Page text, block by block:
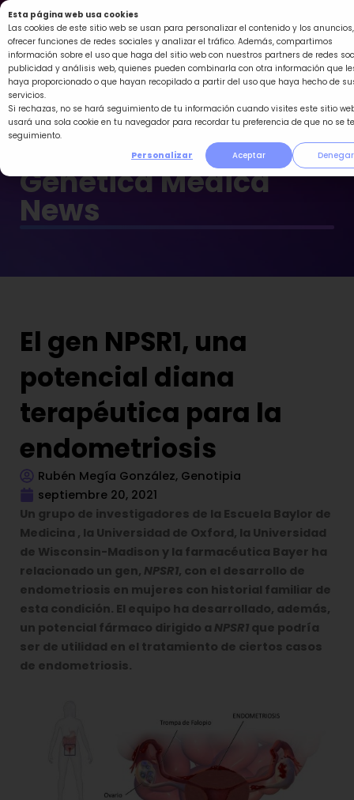
Esta página web usa cookies
Las cookies de este sitio web se usan para personalizar el contenido y los anuncios,
ofrecer funciones de redes sociales y analizar el tráfico. Además, compartimos
información sobre el uso que haga del sitio web con nuestros partners de redes
publicidad y análisis web, quienes pueden combinarla con otra información que
haya proporcionado o que hayan recopilado a partir del uso que haya hecho de
servicios.
Si rechazas, no se hará seguimiento de tu información cuando visites este sitio
usará una sola cookie en tu navegador para recordar tu preferencia de que no se
seguimiento.
Personalizar
Aceptar Denegar
Ir
al
contenido
Genética Médica
News
El gen NPSR1, una
potencial diana
terapéutica para la
endometriosis
Rubén Megía González, Genotipia
septiembre 20, 2021
Un grupo de investigadores de la Escuela Baylor de
Medicina , la Universidad de Oxford, la Universidad
de Wisconsin-Madison y la farmacéutica Bayer ha
relacionado un gen, NPSR1, con el desarrollo de
endometriosis en mujeres con historial familiar de
esta condición. El equipo ha desarrollado, además,
un potencial fármaco dirigido a NPSR1 que podría
ser de utilidad en el tratamiento de ciertos casos
de endometriosis.